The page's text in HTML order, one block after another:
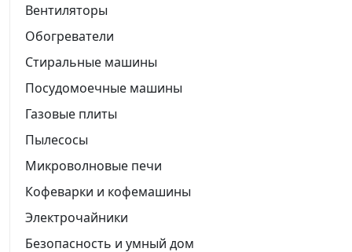
Вентиляторы
Обогреватели
Стиральные машины
Посудомоечные машины
Газовые плиты
Пылесосы
Микроволновые печи
Кофеварки и кофемашины
Электрочайники
Безопасность и умный дом